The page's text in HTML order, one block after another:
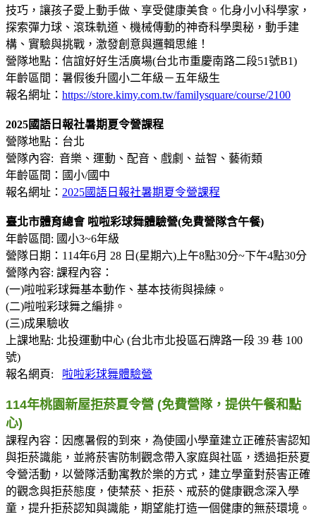
技巧，讓孩子愛上動手做、享受健康美食。化身小小科學家，
探索彈力球、滾珠軌道、機械傳動的神奇科學奧秘，動手建
構、實驗與挑戰，激發創意與邏輯思維！
營隊地點：信誼好好生活廣場(台北市重慶南路二段51號B1)
年齡區間：暑假後升國小二年級－五年級生
報名網址： https://store.kimy.com.tw/familysquare/course/2100
2025國語日報社暑期夏令營課程
營隊地點：台北
營隊內容: 音樂、運動、配音、戲劇、益智、藝術類
年齡區間：國小/國中
報名網址： 2025國語日報社暑期夏令營課程
臺北市體育總會 啦啦彩球舞體驗營(免費營隊含午餐)
年齡區間: 國小3~6年級
營隊日期：114年6月 28 日(星期六)上午8點30分~下午4點30分
營隊內容: 課程內容：
(一)啦啦彩球舞基本動作、基本技術與操練。
(二)啦啦彩球舞之編排。
(三)成果驗收
上課地點: 北投運動中心 (台北市北投區石牌路一段 39 巷 100
號)
報名網頁: 啦啦彩球舞體驗營
114年桃園新屋拒菸夏令營 (免費營隊，提供午餐和點
心)
課程內容：因應暑假的到來，為使國小學童建立正確菸害認知
與拒菸識能，並將菸害防制觀念帶入家庭與社區，透過拒菸夏
令營活動，以營隊活動寓教於樂的方式，建立學童對菸害正確
的觀念與拒菸態度，使禁菸、拒菸、戒菸的健康觀念深入學
童，提升拒菸認知與識能，期望能打造一個健康的無菸環境。